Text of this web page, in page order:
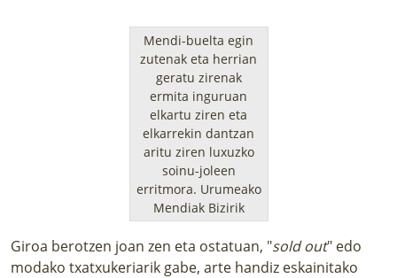
Mendi-buelta egin
zutenak eta herrian
geratu zirenak
ermita inguruan
elkartu ziren eta
elkarrekin dantzan
aritu ziren luxuzko
soinu-joleen
erritmora. Urumeako
Mendiak Bizirik
Giroa berotzen joan zen eta ostatuan, "sold out" edo
modako txatxukeriarik gabe, arte handiz eskainitako